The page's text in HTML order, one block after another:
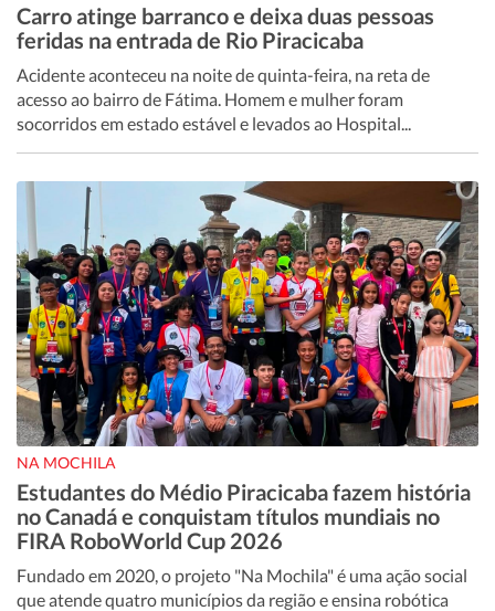
Carro atinge barranco e deixa duas pessoas
feridas na entrada de Rio Piracicaba
Acidente aconteceu na noite de quinta-feira, na reta de
acesso ao bairro de Fátima. Homem e mulher foram
socorridos em estado estável e levados ao Hospital...
NA MOCHILA
Estudantes do Médio Piracicaba fazem história
no Canadá e conquistam títulos mundiais no
FIRA RoboWorld Cup 2026
Fundado em 2020, o projeto "Na Mochila" é uma ação social
que atende quatro municípios da região e ensina robótica